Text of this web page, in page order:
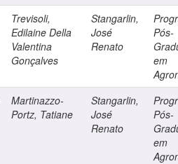
Trevisoli,
Edilaine Della
Valentina
Gonçalves
Stangarlin,
José
Renato
Pós-
em
Martinazzo-
Portz, Tatiane
Stangarlin,
José
Renato
Pós-
em